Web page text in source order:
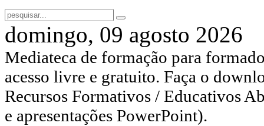
domingo, 09 agosto 2026
Mediateca de formação para
acesso livre e gratuito. Faça o
Recursos Formativos / Educativos
e apresentações PowerPoint).